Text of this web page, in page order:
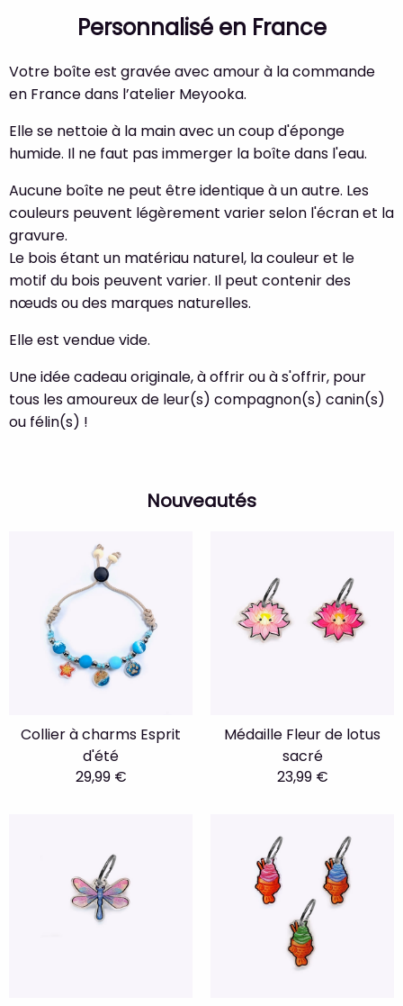
Personnalisé en France
Votre boîte est gravée avec amour à la commande
en France dans l’atelier Meyooka.
Elle se nettoie à la main avec un coup d'éponge
humide. Il ne faut pas immerger la boîte dans l'eau.
Aucune boîte ne peut être identique à un autre. Les
couleurs peuvent légèrement varier selon l'écran et la
gravure.
Le bois étant un matériau naturel, la couleur et le
motif du bois peuvent varier. Il peut contenir des
nœuds ou des marques naturelles.
Elle est vendue vide.
Une idée cadeau originale, à offrir ou à s'offrir, pour
tous les amoureux de leur(s) compagnon(s) canin(s)
ou félin(s) !
Nouveautés
Collier à charms Esprit
d'été
29,99 €
Médaille Fleur de lotus
sacré
23,99 €